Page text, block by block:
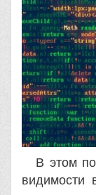
В этом
видимости